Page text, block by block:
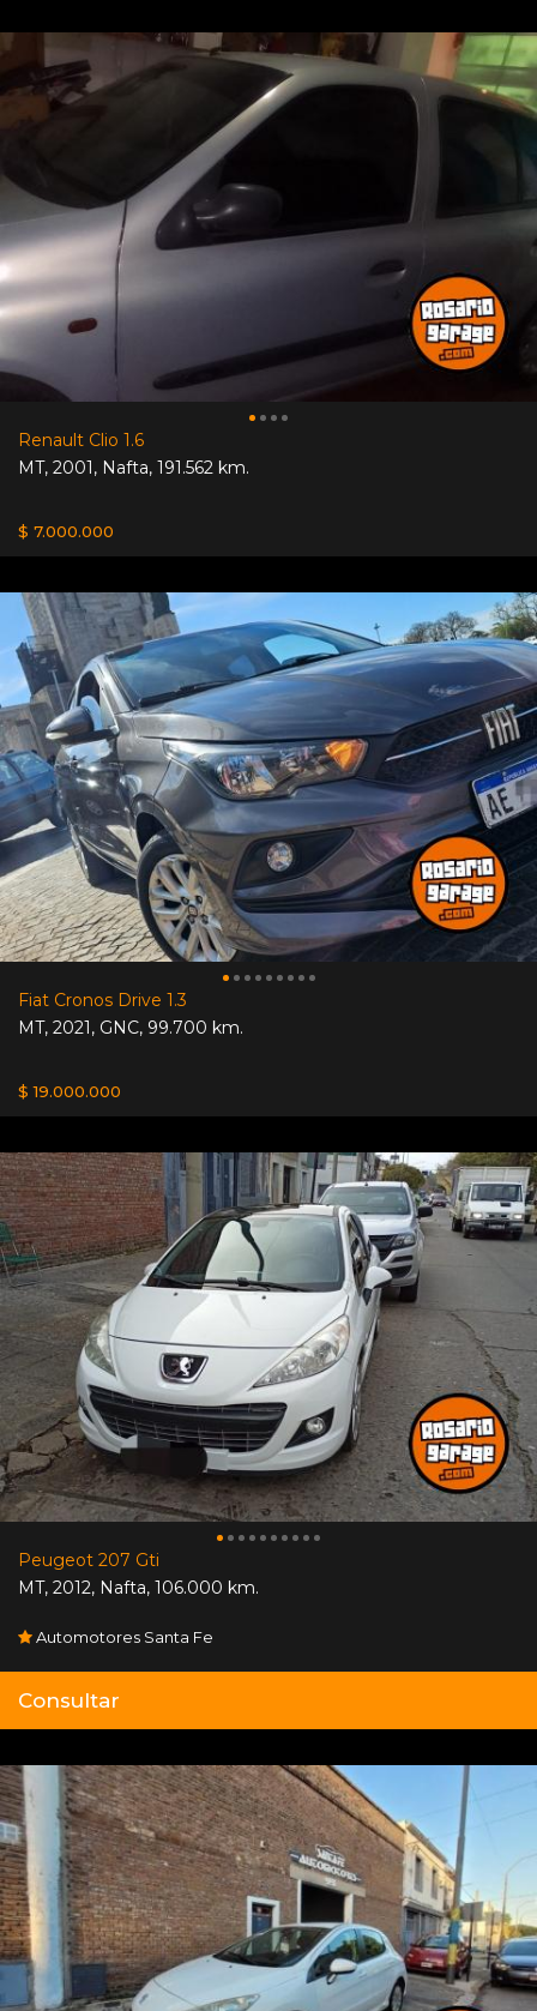
Renault Clio 1.6
MT, 2001, Nafta, 191.562 km.
$ 7.000.000
Fiat Cronos Drive 1.3
MT, 2021, GNC, 99.700 km.
$ 19.000.000
Peugeot 207 Gti
MT, 2012, Nafta, 106.000 km.
Automotores Santa Fe
Consultar